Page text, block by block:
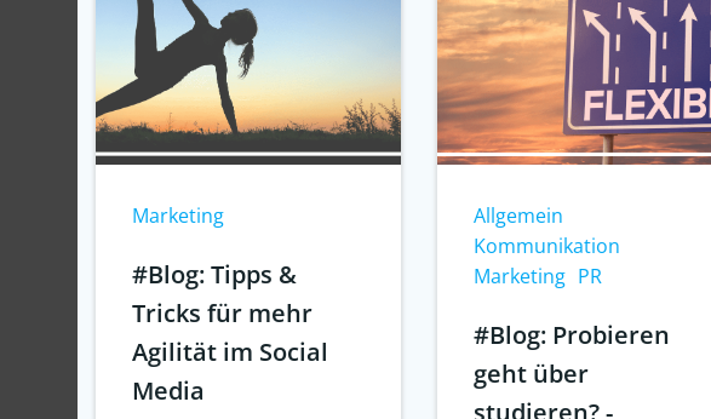
Marketing
#Blog: Tipps &
Tricks für mehr
Agilität im Social
Media
Allgemein
Kommunikation
Marketing PR
#Blog: Probieren
geht über
studieren? -